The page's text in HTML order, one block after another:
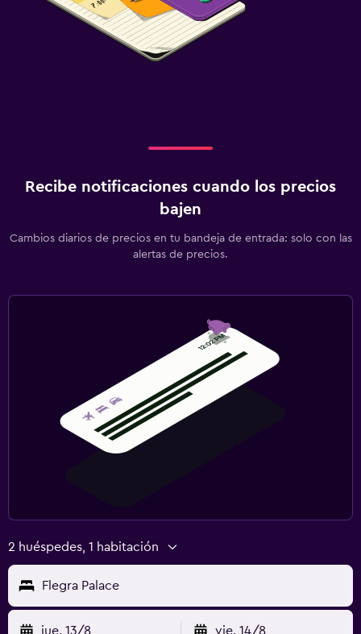
Camas extralargas (+2 m)
Salud y seguridad
Limpieza diaria
Cámaras CCTV en zonas comunes
Caja fuerte
TV de pantalla plana
TV por cable o vía satélite
Recibe notificaciones cuando los precios
bajen
Cambios diarios de precios en tu bandeja de entrada: solo con las
alertas de precios.
2 huéspedes, 1 habitación
Flegra Palace
jue. 13/8 vie. 14/8